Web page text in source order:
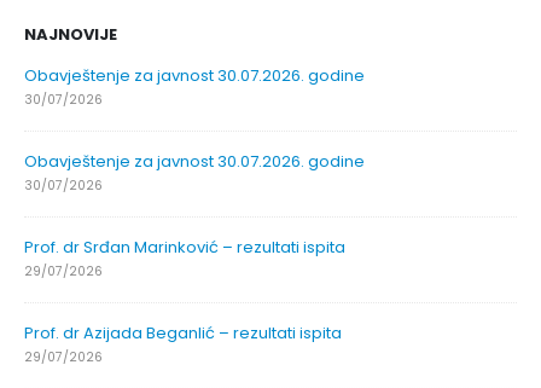
NAJNOVIJE
Obavještenje za javnost 30.07.2026. godine
30/07/2026
Obavještenje za javnost 30.07.2026. godine
30/07/2026
Prof. dr Srđan Marinković – rezultati ispita
29/07/2026
Prof. dr Azijada Beganlić – rezultati ispita
29/07/2026